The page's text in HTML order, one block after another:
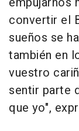
convertir el
sueños se
también en
vuestro
sentir parte
que yo",